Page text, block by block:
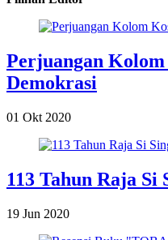
Perjuangan
Demokrasi
01 Okt 2020
113 Tahun Raja
19 Jun 2020